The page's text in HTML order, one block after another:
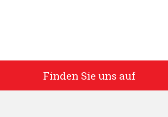
Finden Sie uns auf